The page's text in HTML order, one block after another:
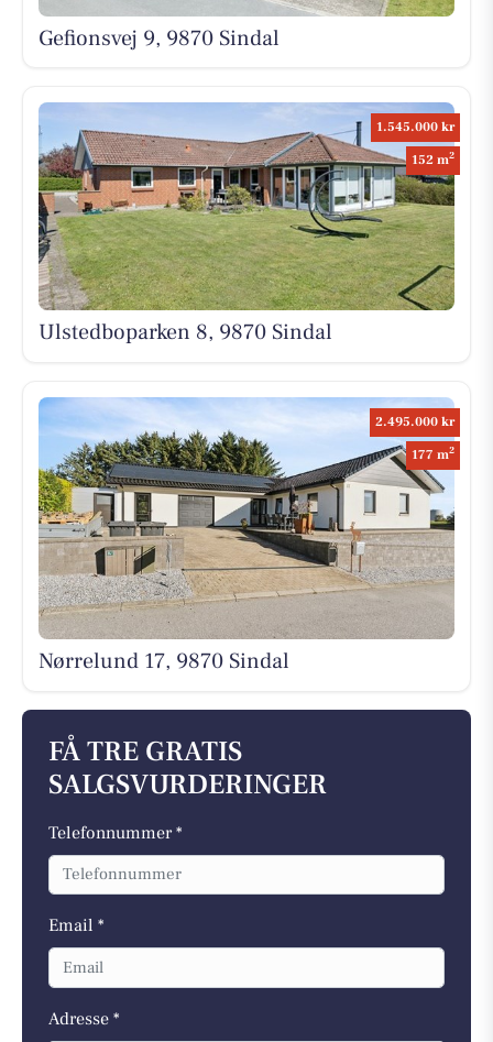
Gefionsvej 9, 9870 Sindal
1.545.000 kr
152 m2
Ulstedboparken 8, 9870 Sindal
2.495.000 kr
177 m2
Nørrelund 17, 9870 Sindal
FÅ TRE GRATIS
SALGSVURDERINGER
Telefonnummer *
Email *
Adresse *